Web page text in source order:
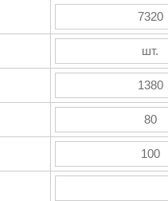
7320
шт.
1380
80
100